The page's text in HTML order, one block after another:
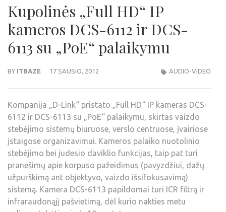
Kupolinės „Full HD“ IP
kameros DCS-6112 ir DCS-
6113 su „PoE“ palaikymu
BY ITBAZE 17 SAUSIO, 2012 AUDIO-VIDEO
Kompanija „D-Link“ pristato „Full HD“ IP kameras DCS-
6112 ir DCS-6113 su „PoE“ palaikymu, skirtas vaizdo
stebėjimo sistemų biuruose, verslo centruose, įvairiose
įstaigose organizavimui. Kameros palaiko nuotolinio
stebėjimo bei judesio daviklio funkcijas, taip pat turi
pranešimų apie korpuso pažeidimus (pavyzdžiui, dažų
užpurškimą ant objektyvo, vaizdo išsifokusavimą)
sistemą. Kamera DCS-6113 papildomai turi ICR filtrą ir
infraraudonąjį pašvietimą, dėl kurio nakties metu